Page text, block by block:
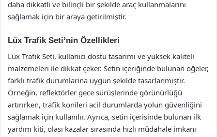
daha dikkatli ve bilinçli bir şekilde araç kullanmalarını
sağlamak için bir araya getirilmiştir.
Lüx Trafik Seti’nin Özellikleri
Lüx Trafik Seti, kullanıcı dostu tasarımı ve yüksek kaliteli
malzemeleri ile dikkat çeker. Setin içeriğinde bulunan öğeler,
farklı trafik durumlarına uygun şekilde tasarlanmıştır.
Örneğin, reflektörler gece sürüşlerinde görünürlüğü
artırırken, trafik konileri acil durumlarda yolun güvenliğini
sağlamak için kullanılır. Ayrıca, setin içerisinde bulunan ilk
yardım kiti, olası kazalar sırasında hızlı müdahale imkanı